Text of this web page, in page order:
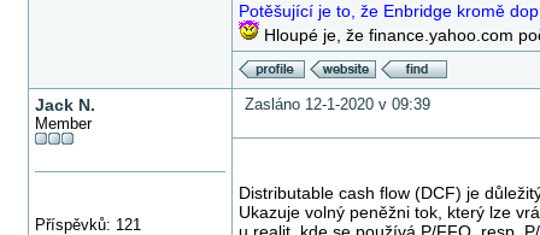
Potěšující je to, že Enbridge kromě
Hloupé je, že finance.yahoo.com
Jack N.
Member
Příspěvků: 121
Zasláno 12-1-2020 v 09:39
Distributable cash flow (DCF) je
Ukazuje volný peněžni tok, který lze